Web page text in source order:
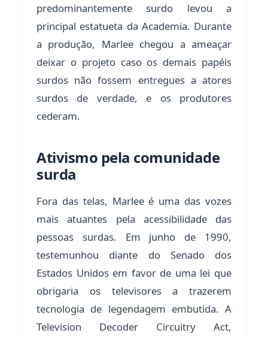
predominantemente surdo levou a
principal estatueta da Academia. Durante
a produção, Marlee chegou a ameaçar
deixar o projeto caso os demais papéis
surdos não fossem entregues a atores
surdos de verdade, e os produtores
cederam.
Ativismo pela comunidade
surda
Fora das telas, Marlee é uma das vozes
mais atuantes pela acessibilidade das
pessoas surdas. Em junho de 1990,
testemunhou diante do Senado dos
Estados Unidos em favor de uma lei que
obrigaria os televisores a trazerem
tecnologia de legendagem embutida. A
Television Decoder Circuitry Act,